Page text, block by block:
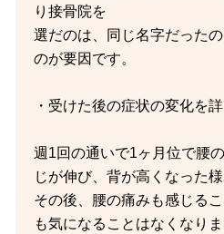
り接骨院を
選だのは、同じ名字だった
のが要因です。
・受けた後の症状の変化を
週1回の通いで1ヶ月位で腰
じが伸び、背が高くなった様
その後、腰の痛みも感じる
も気になることはなくなりま